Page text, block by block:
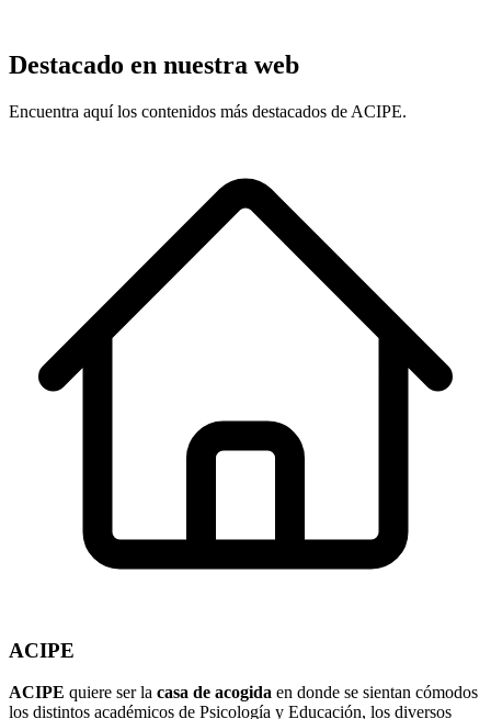
Destacado en nuestra web
Encuentra aquí los contenidos más destacados de ACIPE.
ACIPE
ACIPE quiere ser la casa de acogida en donde se sientan cómodos
los distintos académicos de Psicología y Educación, los diversos